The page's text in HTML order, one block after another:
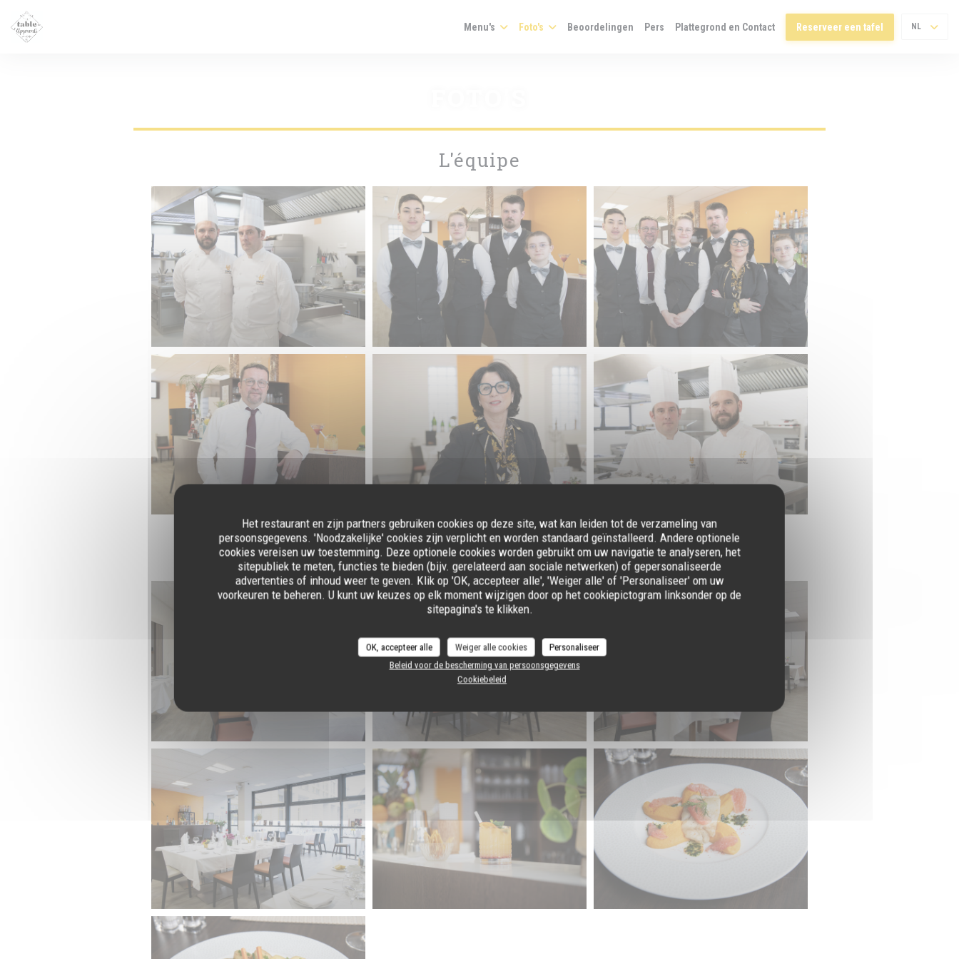
Het restaurant en zijn partners gebruiken cookies op deze site, wat kan leiden tot de verzameling van
persoonsgegevens. 'Noodzakelijke' cookies zijn verplicht en worden standaard geïnstalleerd. Andere optionele
cookies vereisen uw toestemming. Deze optionele cookies worden gebruikt om uw navigatie te analyseren, het
sitepubliek te meten, functies te bieden (bijv. gerelateerd aan sociale netwerken) of gepersonaliseerde
advertenties of inhoud weer te geven. Klik op 'OK, accepteer alle', 'Weiger alle' of 'Personaliseer' om uw
voorkeuren te beheren. U kunt uw keuzes op elk moment wijzigen door op het cookiepictogram linksonder op de
sitepagina's te klikken.
OK, accepteer alle Weiger alle cookies
Personaliseer
Beleid voor de bescherming van persoonsgegevens
Cookiebeleid
Menu's Foto's Beoordelingen Pers Plattegrond en Contact Reserveer een tafel NL
L'équipe
La Salle